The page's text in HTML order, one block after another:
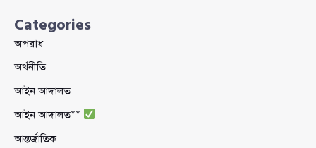
Categories
অপরাধ
অর্থনীতি
আইন আদালত
আইন আদালত**
আন্তর্জাতিক